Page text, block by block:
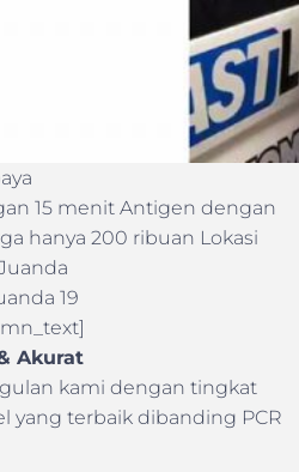
15 menit Antigen dengan
hanya 200 ribuan Lokasi
19
Akurat
kami dengan tingkat
yang terbaik dibanding PCR